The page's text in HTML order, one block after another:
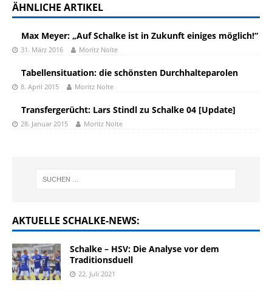
ÄHNLICHE ARTIKEL
Max Meyer: „Auf Schalke ist in Zukunft einiges möglich!“
31. März 2016 Moritz Nolte
Tabellensituation: die schönsten Durchhalteparolen
8. April 2015 Moritz Nolte
Transfergerücht: Lars Stindl zu Schalke 04 [Update]
28. Januar 2015 Moritz Nolte
AKTUELLE SCHALKE-NEWS:
Schalke – HSV: Die Analyse vor dem
Traditionsduell
22. Juli 2021